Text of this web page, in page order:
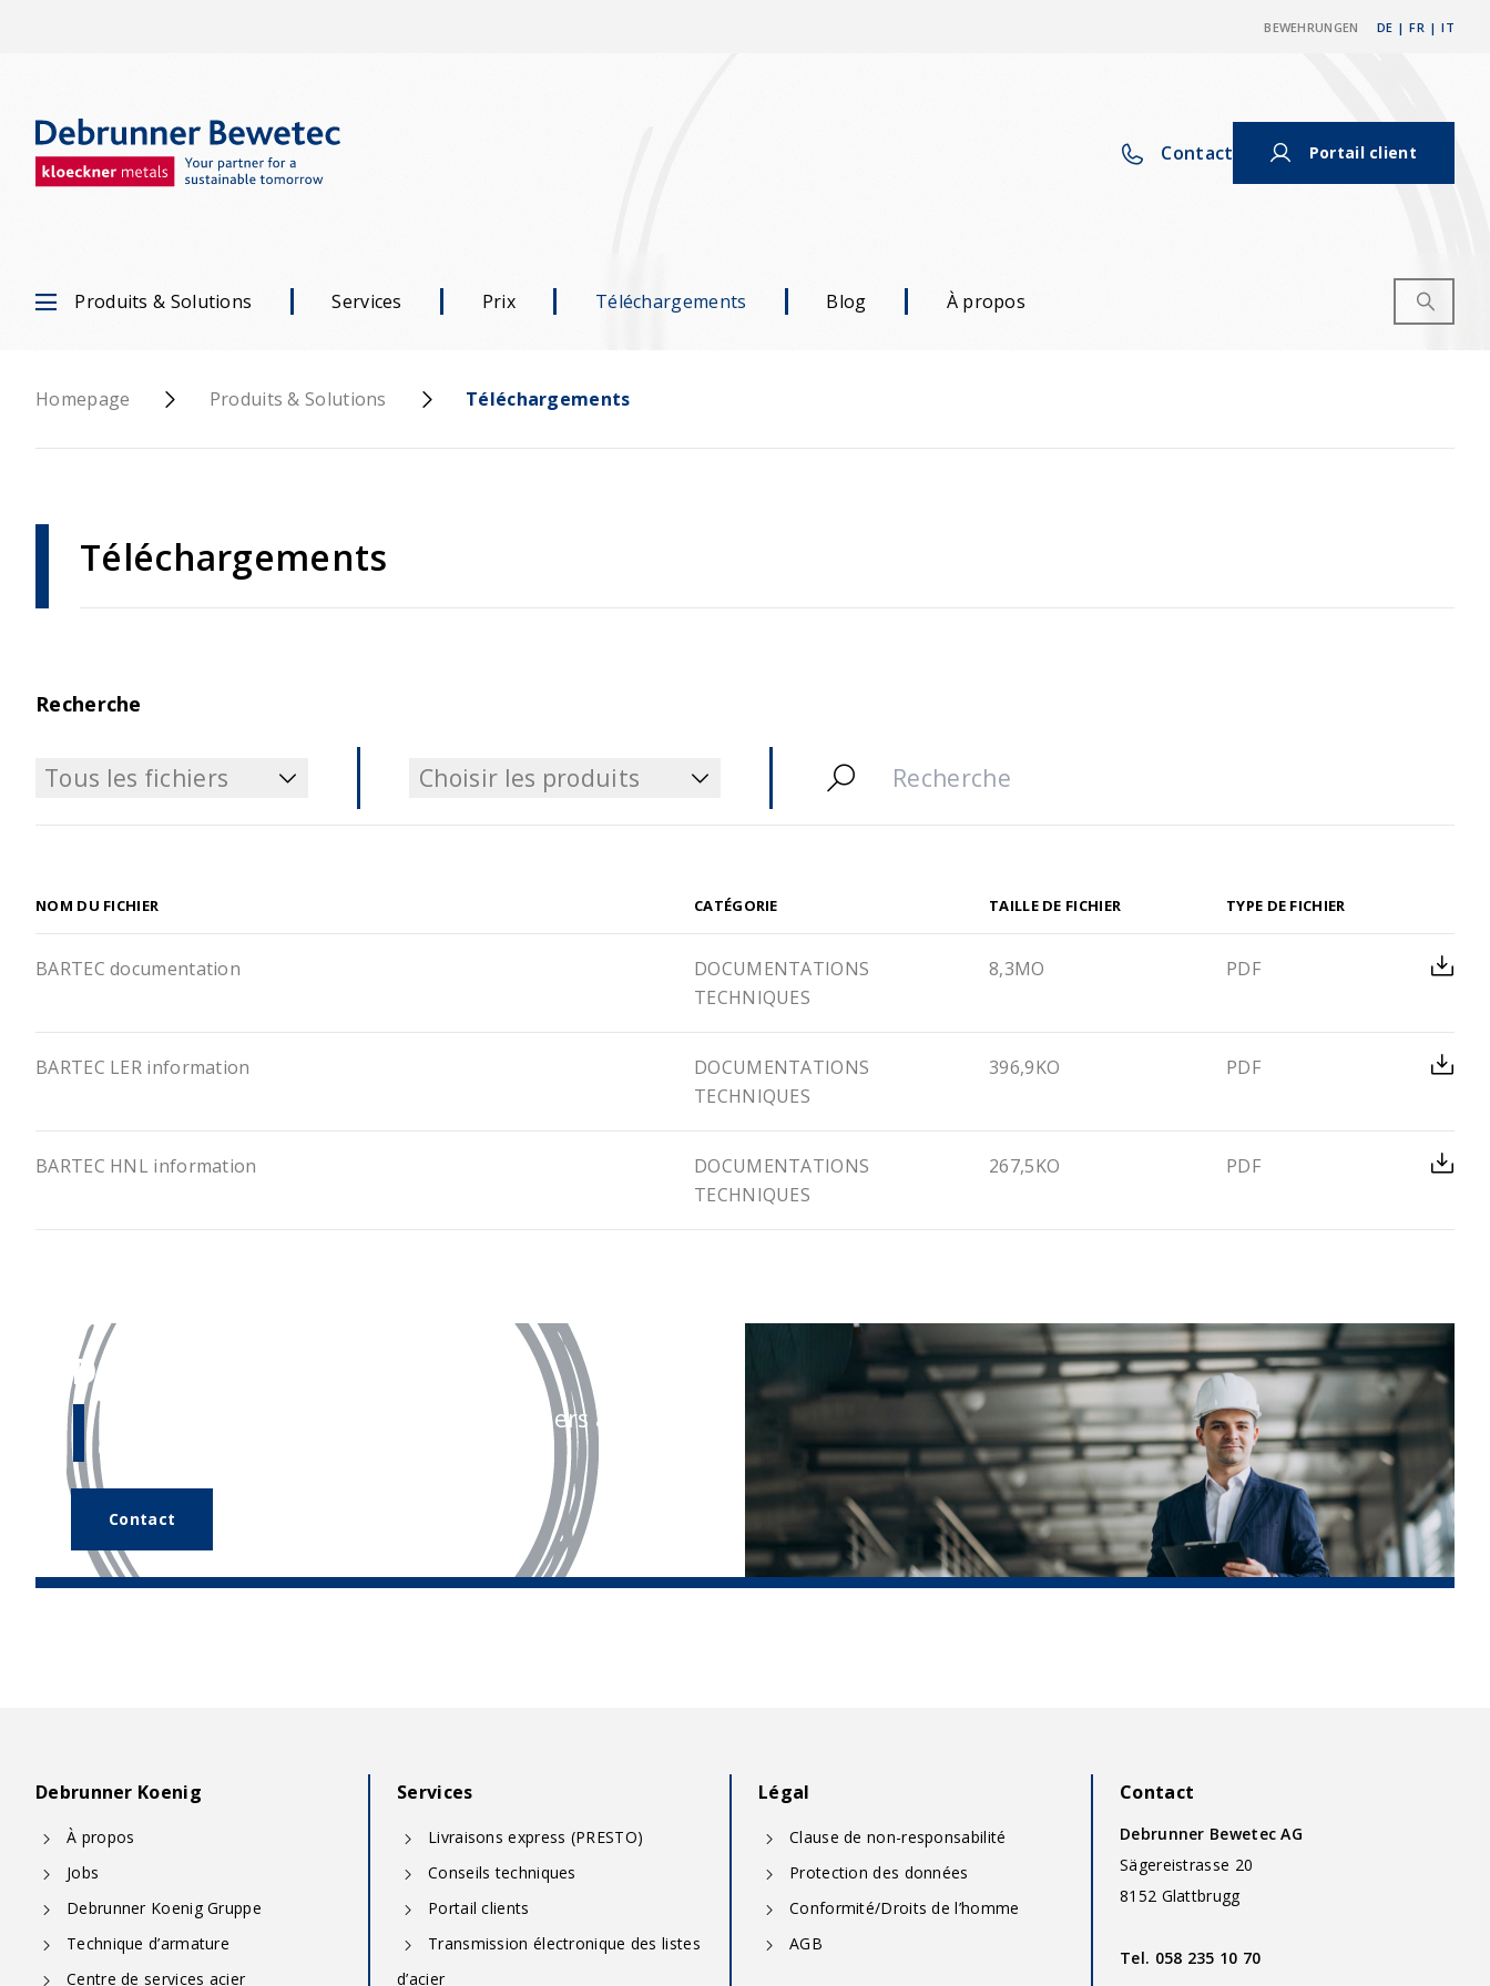
BEWEHRUNGEN IT
|
FR
|
DE
Contact Portail client
Produits & Solutions Services Prix Téléchargements Blog À propos
Homepage Produits & Solutions Téléchargements
Téléchargements
Recherche
Tous les fichiers
Choisir les produits
NOM DU FICHIER CATÉGORIE TAILLE DE FICHIER TYPE DE FICHIER
BARTEC documentation
DOCUMENTATIONS
TECHNIQUES
8,3MO PDF
BARTEC LER information
DOCUMENTATIONS
TECHNIQUES
396,9KO PDF
BARTEC HNL information
DOCUMENTATIONS
TECHNIQUES
267,5KO PDF
Des questions ?
Notre
se tient volontiers à votre
disposition.
Contact
Debrunner Koenig
À propos
Jobs
Debrunner Koenig Gruppe
Technique d’armature
Centre de services acier
Services
Livraisons express (PRESTO)
Conseils techniques
Portail clients
Transmission électronique des listes
d’acier
Légal
Clause de non-responsabilité
Protection des données
Conformité/Droits de l’homme
AGB
Contact
Debrunner Bewetec AG
Sägereistrasse 20
8152 Glattbrugg
Tel. 058 235 10 70